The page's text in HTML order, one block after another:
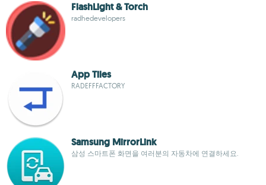
FlashLight & Torch
radhedevelopers
App Tiles
RADEFFFACTORY
Samsung MirrorLink
삼성 스마트폰 화면을 여러분의 자동차에 연결하세요.